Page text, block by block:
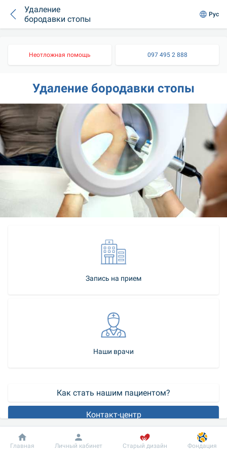
Удаление
бородавки стопы
Рус
Неотложная помощь 097 495 2 888
Удаление бородавки стопы
Запись на прием
Наши врачи
Как стать нашим пациентом?
Контакт-центр
Подошвенные бородавки – это вирусное заболевание, чаще
Добробут Информация Пациенту
Главная Личный кабинет Старый дизайн Фондация